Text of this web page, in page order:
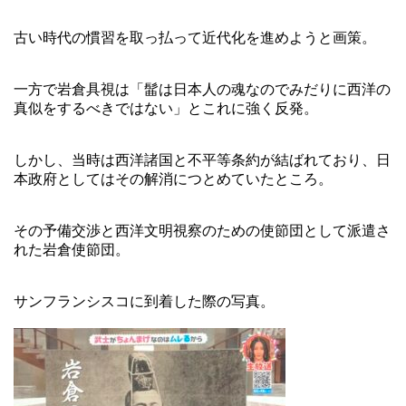
古い時代の慣習を取っ払って近代化を進めようと画策。
一方で岩倉具視は「髷は日本人の魂なのでみだりに西洋の
真似をするべきではない」とこれに強く反発。
しかし、当時は西洋諸国と不平等条約が結ばれており、日
本政府としてはその解消につとめていたところ。
その予備交渉と西洋文明視察のための使節団として派遣さ
れた岩倉使節団。
サンフランシスコに到着した際の写真。